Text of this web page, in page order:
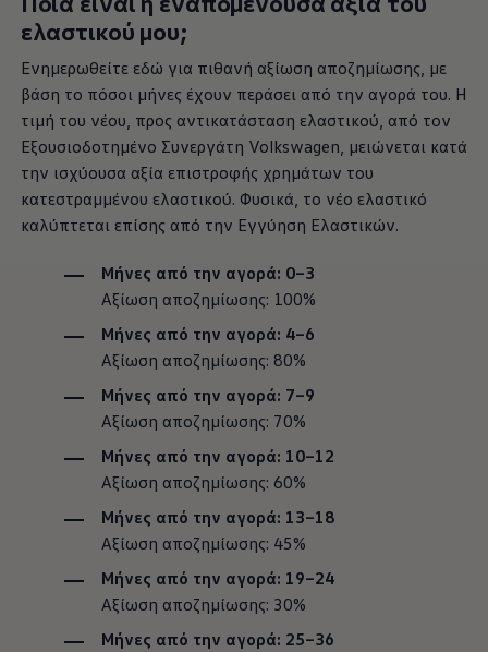
ελαστικού μου;
Ενημερωθείτε εδώ για πιθανή αξίωση αποζημίωσης, με
βάση το πόσοι μήνες έχουν περάσει από την αγορά του. Η
τιμή του νέου, προς αντικατάσταση ελαστικού, από τον
Εξουσιοδοτημένο Συνεργάτη Volkswagen, μειώνεται κατά
την ισχύουσα αξία επιστροφής χρημάτων του
κατεστραμμένου ελαστικού. Φυσικά, το νέο ελαστικό
καλύπτεται επίσης από την Εγγύηση Ελαστικών.
Μήνες από την αγορά: 0–3
Αξίωση αποζημίωσης: 100%
Μήνες από την αγορά: 4–6
Αξίωση αποζημίωσης: 80%
Μήνες από την αγορά: 7–9
Αξίωση αποζημίωσης: 70%
Μήνες από την αγορά: 10–12
Αξίωση αποζημίωσης: 60%
Μήνες από την αγορά: 13–18
Αξίωση αποζημίωσης: 45%
Μήνες από την αγορά: 19–24
Αξίωση αποζημίωσης: 30%
Μήνες από την αγορά: 25–36